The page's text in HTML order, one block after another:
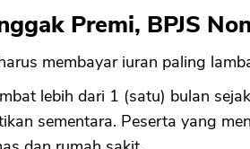
Premi, BPJS
membayar iuran paling
lebih dari 1 (satu) bulan
sementara. Peserta yang